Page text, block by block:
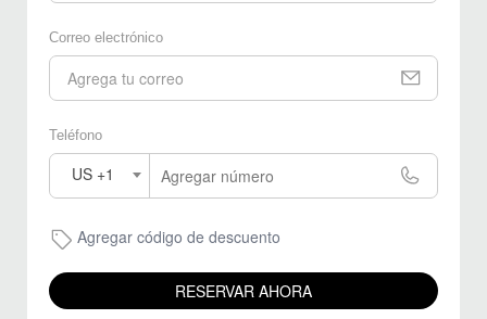
Correo electrónico
Teléfono
US +1
Agregar código de descuento
RESERVAR AHORA